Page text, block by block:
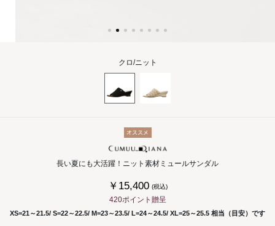
クロ/ニット
長い夏にも大活躍！ニット素材ミュールサンダル
￥15,400 (税込)
420ポイント贈呈
XS=21～21.5/ S=22～22.5/ M=23～23.5/ L=24～24.5/ XL=25～25.5 相当（目安）です